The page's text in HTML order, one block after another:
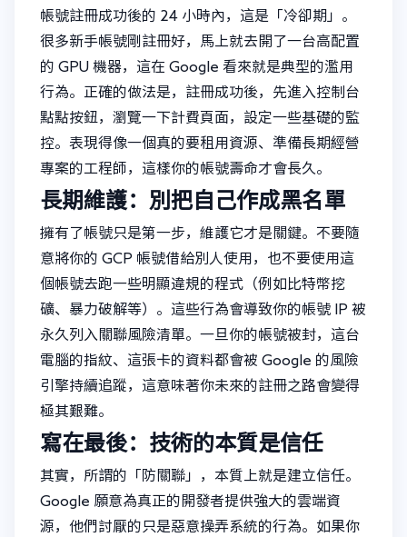
帳號註冊成功後的 24 小時內，這是「冷卻期」。
很多新手帳號剛註冊好，馬上就去開了一台高配置
的 GPU 機器，這在 Google 看來就是典型的濫用
行為。正確的做法是，註冊成功後，先進入控制台
點點按鈕，瀏覽一下計費頁面，設定一些基礎的監
控。表現得像一個真的要租用資源、準備長期經營
專案的工程師，這樣你的帳號壽命才會長久。
長期維護：別把自己作成黑名單
擁有了帳號只是第一步，維護它才是關鍵。不要隨
意將你的 GCP 帳號借給別人使用，也不要使用這
個帳號去跑一些明顯違規的程式（例如比特幣挖
礦、暴力破解等）。這些行為會導致你的帳號 IP 被
永久列入關聯風險清單。一旦你的帳號被封，這台
電腦的指紋、這張卡的資料都會被 Google 的風險
引擎持續追蹤，這意味著你未來的註冊之路會變得
極其艱難。
寫在最後：技術的本質是信任
其實，所謂的「防關聯」，本質上就是建立信任。
Google 願意為真正的開發者提供強大的雲端資
源，他們討厭的只是惡意操弄系統的行為。如果你